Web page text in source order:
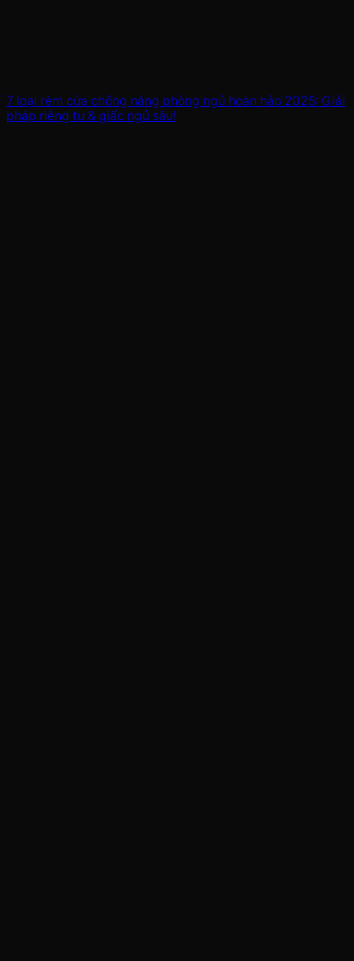
7 loại rèm cửa chống nắng phòng ngủ hoàn hảo 2025: Giải
pháp riêng tư & giấc ngủ sâu!